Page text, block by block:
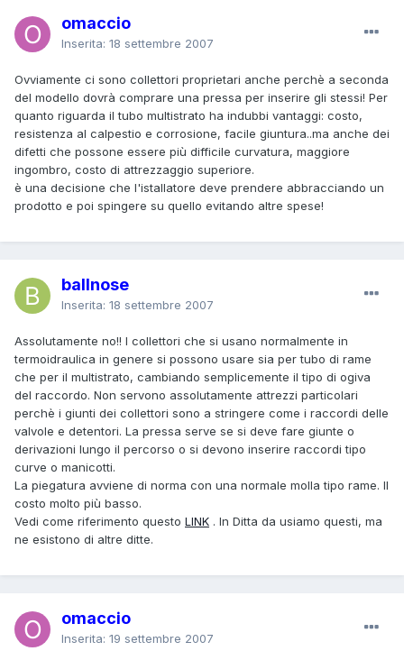
omaccio
Inserita: 18 settembre 2007
Ovviamente ci sono collettori proprietari anche perchè a seconda
del modello dovrà comprare una pressa per inserire gli stessi! Per
quanto riguarda il tubo multistrato ha indubbi vantaggi: costo,
resistenza al calpestio e corrosione, facile giuntura..ma anche dei
difetti che possone essere più difficile curvatura, maggiore
ingombro, costo di attrezzaggio superiore.
è una decisione che l'istallatore deve prendere abbracciando un
prodotto e poi spingere su quello evitando altre spese!
ballnose
Inserita: 18 settembre 2007
Assolutamente no!! I collettori che si usano normalmente in
termoidraulica in genere si possono usare sia per tubo di rame
che per il multistrato, cambiando semplicemente il tipo di ogiva
del raccordo. Non servono assolutamente attrezzi particolari
perchè i giunti dei collettori sono a stringere come i raccordi delle
valvole e detentori. La pressa serve se si deve fare giunte o
derivazioni lungo il percorso o si devono inserire raccordi tipo
curve o manicotti.
La piegatura avviene di norma con una normale molla tipo rame. Il
costo molto più basso.
Vedi come riferimento questo LINK . In Ditta da usiamo questi, ma
ne esistono di altre ditte.
omaccio
Inserita: 19 settembre 2007